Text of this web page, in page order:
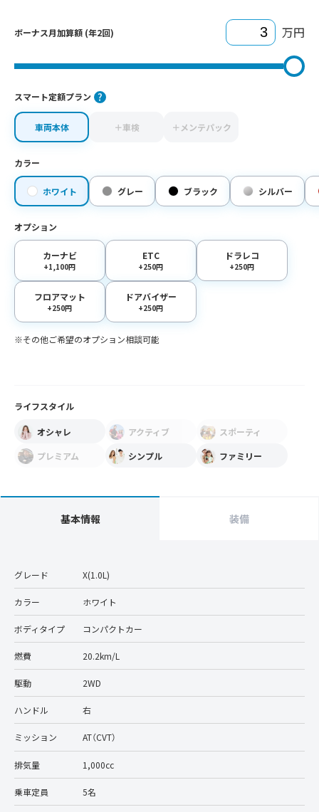
ボーナス月加算額 (年2回) 万円
スマート定額プラン
車両本体 ＋車検 ＋メンテパック
カラー
ホワイト グレー ブラック シルバー
オプション
カーナビ
+1,100円
ETC
+250円
ドラレコ
+250円
フロアマット
+250円
ドアバイザー
+250円
※その他ご希望のオプション相談可能
ライフスタイル
オシャレ アクティブ
スポーティ
プレミアム
シンプル ファミリー
基本情報 装備
グレード X(1.0L)
カラー ホワイト
ボディタイプ コンパクトカー
燃費 20.2km/L
駆動 2WD
ハンドル 右
ミッション AT（CVT）
排気量 1,000cc
乗車定員 5名